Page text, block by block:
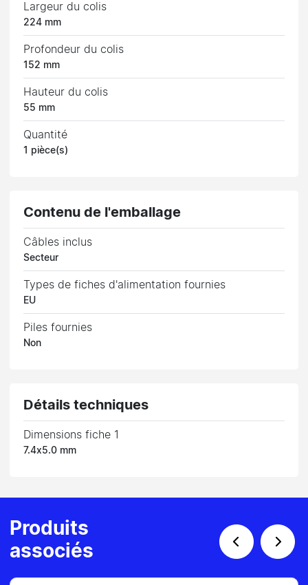
Largeur du colis
224 mm
Profondeur du colis
152 mm
Hauteur du colis
55 mm
Quantité
1 pièce(s)
Contenu de l'emballage
Câbles inclus
Secteur
Types de fiches d'alimentation fournies
EU
Piles fournies
Non
Détails techniques
Dimensions fiche 1
7.4x5.0 mm
Produits
associés